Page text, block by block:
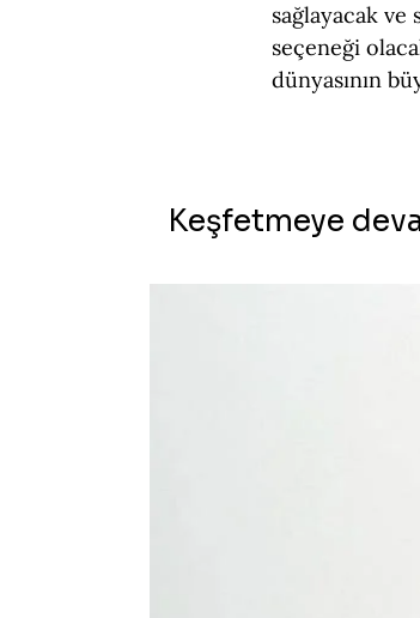
sağlayacak
seçeneği
dünyasının
Keşfetmeye